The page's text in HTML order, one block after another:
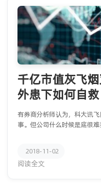
千亿市值灰飞
外患下如何自救
有券商分析师认为，科大讯
事。但公司什么时候是底很难
2018-11-02
阅读全文